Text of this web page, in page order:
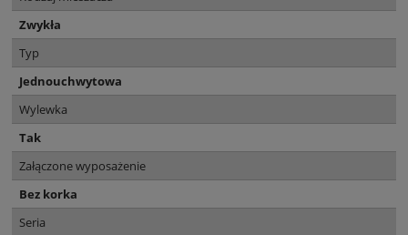
Zwykła
Typ
Jednouchwytowa
Wylewka
Tak
Załączone wyposażenie
Bez korka
Seria